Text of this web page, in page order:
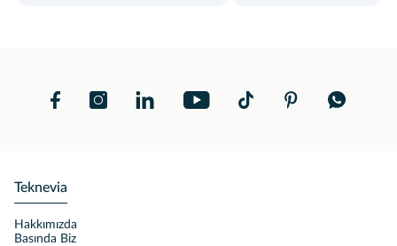
Teknevia
Hakkımızda
Basında Biz